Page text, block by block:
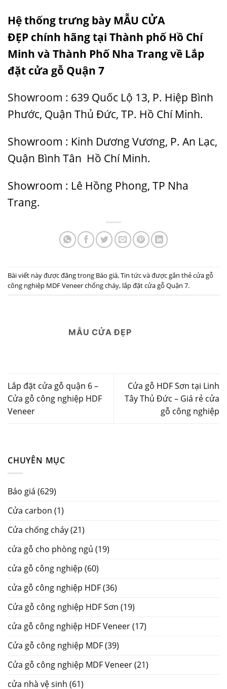
CHUYÊN MỤC
Báo giá (629)
Cửa carbon (1)
Cửa chống cháy(21)
cửa gỗ cho phòng ngủ (19)
cửa gỗ công nghiệp (60)
cửa gỗ công nghiệp HDF(36)
Cửa gỗ công nghiệp HDF Sơn (19)
cửa gỗ công nghiệp HDF Veneer(17)
Cửa gỗ công nghiệp MDF(39)
Cửa gỗ công nghiệp MDF Veneer(21)
cửa nhà vệ sinh (61)
Hệ thống trưng bày MẪU CỬA
ĐẸP chính hãng tại Thành phố Hồ Chí
Minh và Thành Phố Nha Trang về Lắp
đặt cửa gỗ Quận 7
Showroom : 639 Quốc Lộ 13, P. Hiệp Bình
Phước, Quận Thủ Đức, TP. Hồ Chí Minh.
Showroom : Kinh Dương Vương, P. An Lạc,
Quận Bình Tân Hồ Chí Minh.
Showroom : Lê Hồng Phong, TP Nha
Trang.
Bài viết này được đăng trong Báo giá,Tin tứcvà được gắn thẻcửa gỗ
công nghiệp MDF Veneer chống cháy, lắp đặt cửa gỗ Quận 7.
MẪU CỬA ĐẸP
Lắp đặt cửa gỗ quận 6 –
Cửa gỗ công nghiệp HDF
Veneer
Cửa gỗ HDF Sơn tại Linh
Tây Thủ Đức – Giá rẻ cửa
gỗ công nghiệp